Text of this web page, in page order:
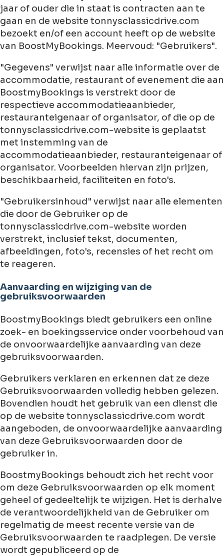
jaar of ouder die in staat is contracten aan te
gaan en de website tonnysclassicdrive.com
bezoekt en/of een account heeft op de website
van BoostMyBookings. Meervoud: "Gebruikers".
"Gegevens" verwijst naar alle informatie over de
accommodatie, restaurant of evenement die aan
BoostmyBookings is verstrekt door de
respectieve accommodatieaanbieder,
restauranteigenaar of organisator, of die op de
tonnysclassicdrive.com-website is geplaatst
met instemming van de
accommodatieaanbieder, restauranteigenaar of
organisator. Voorbeelden hiervan zijn prijzen,
beschikbaarheid, faciliteiten en foto's.
"Gebruikersinhoud" verwijst naar alle elementen
die door de Gebruiker op de
tonnysclassicdrive.com-website worden
verstrekt, inclusief tekst, documenten,
afbeeldingen, foto's, recensies of het recht om
te reageren.
Aanvaarding en wijziging van de
gebruiksvoorwaarden
BoostmyBookings biedt gebruikers een online
zoek- en boekingsservice onder voorbehoud van
de onvoorwaardelijke aanvaarding van deze
gebruiksvoorwaarden.
Gebruikers verklaren en erkennen dat ze deze
Gebruiksvoorwaarden volledig hebben gelezen.
Bovendien houdt het gebruik van een dienst die
op de website tonnysclassicdrive.com wordt
aangeboden, de onvoorwaardelijke aanvaarding
van deze Gebruiksvoorwaarden door de
gebruiker in.
BoostmyBookings behoudt zich het recht voor
om deze Gebruiksvoorwaarden op elk moment
geheel of gedeeltelijk te wijzigen. Het is derhalve
de verantwoordelijkheid van de Gebruiker om
regelmatig de meest recente versie van de
Gebruiksvoorwaarden te raadplegen. De versie
wordt gepubliceerd op de